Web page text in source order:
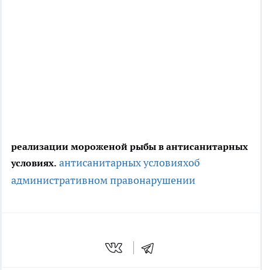
реализации мороженой рыбы в антисанитарных
условиях. антисанитарных условияхоб
административном правонарушении